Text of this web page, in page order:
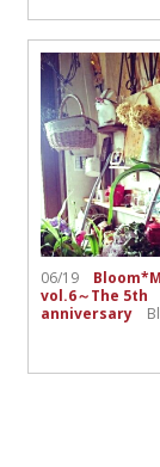
06/19
vol.6～The 5th
anniversary